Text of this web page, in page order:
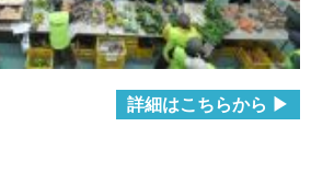
詳細はこちらから ▶